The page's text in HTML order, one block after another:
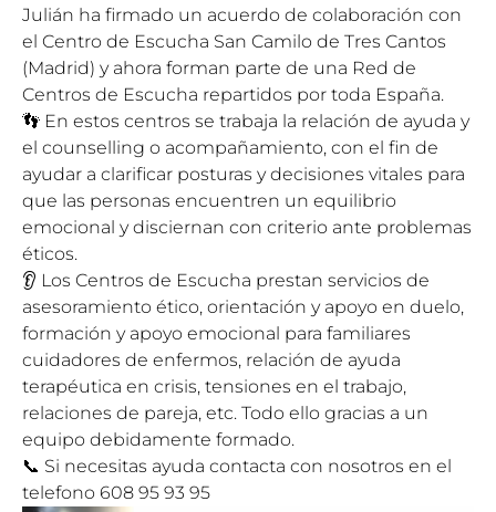
Julián ha firmado un acuerdo de colaboración con
el Centro de Escucha San Camilo de Tres Cantos
(Madrid) y ahora forman parte de una Red de
Centros de Escucha repartidos por toda España.
👣 En estos centros se trabaja la relación de ayuda y
el counselling o acompañamiento, con el fin de
ayudar a clarificar posturas y decisiones vitales para
que las personas encuentren un equilibrio
emocional y disciernan con criterio ante problemas
éticos.
👂 Los Centros de Escucha prestan servicios de
asesoramiento ético, orientación y apoyo en duelo,
formación y apoyo emocional para familiares
cuidadores de enfermos, relación de ayuda
terapéutica en crisis, tensiones en el trabajo,
relaciones de pareja, etc. Todo ello gracias a un
equipo debidamente formado.
📞 Si necesitas ayuda contacta con nosotros en el
telefono 608 95 93 95